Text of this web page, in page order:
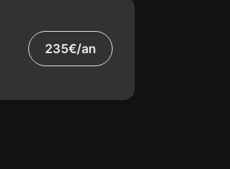
235€/an